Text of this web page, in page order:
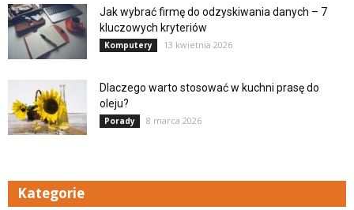
Jak wybrać firmę do odzyskiwania danych – 7
kluczowych kryteriów
Komputery 13 kwietnia 2026
Dlaczego warto stosować w kuchni prasę do
oleju?
Porady 8 marca 2026
Kategorie